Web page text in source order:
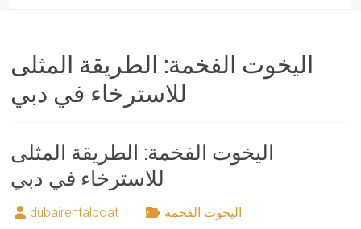
اليخوت الفخمة: الطريقة المثلى
للاسترخاء في دبي
اليخوت الفخمة: الطريقة المثلى
للاسترخاء في دبي
dubairentalboat اليخوت الفخمة